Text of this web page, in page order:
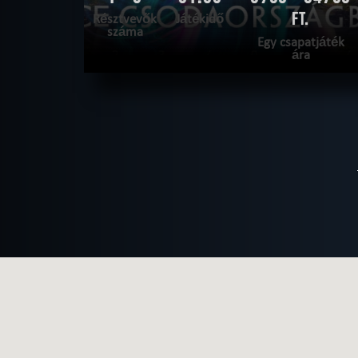
Résztvevők
száma
Játékidő FT.
Egy csapatjáték
ára